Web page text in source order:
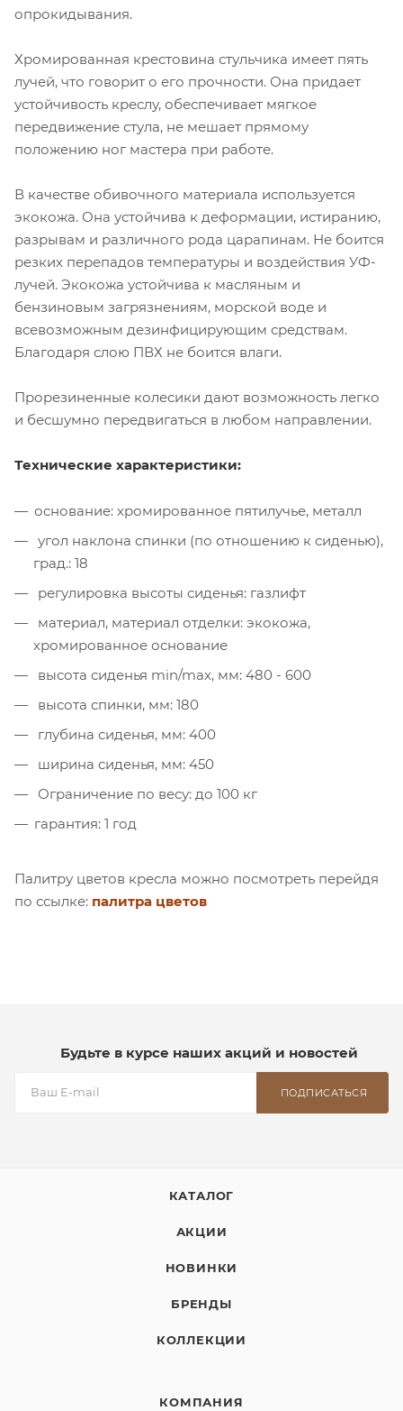
опрокидывания.
Хромированная крестовина стульчика имеет пять
лучей, что говорит о его прочности. Она придает
устойчивость креслу, обеспечивает мягкое
передвижение стула, не мешает прямому
положению ног мастера при работе.
В качестве обивочного материала используется
экокожа. Она устойчива к деформации, истиранию,
разрывам и различного рода царапинам. Не боится
резких перепадов температуры и воздействия УФ-
лучей. Экокожа устойчива к масляным и
бензиновым загрязнениям, морской воде и
всевозможным дезинфицирующим средствам.
Благодаря слою ПВХ не боится влаги.
Прорезиненные колесики дают возможность легко
и бесшумно передвигаться в любом направлении.
Технические характеристики:
основание: хромированное пятилучье, металл
угол наклона спинки (по отношению к сиденью),
град.: 18
регулировка высоты сиденья: газлифт
материал, материал отделки: экокожа,
хромированное основание
высота сиденья min/max, мм: 480 - 600
высота спинки, мм: 180
глубина сиденья, мм: 400
ширина сиденья, мм: 450
Ограничение по весу: до 100 кг
гарантия: 1 год
Палитру цветов кресла можно посмотреть перейдя
по ссылке: палитра цветов
Будьте в курсе наших акций и новостей
ПОДПИСАТЬСЯ
КАТАЛОГ
АКЦИИ
НОВИНКИ
БРЕНДЫ
КОЛЛЕКЦИИ
КОМПАНИЯ